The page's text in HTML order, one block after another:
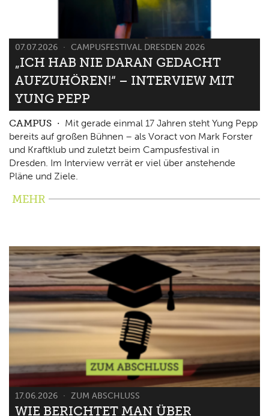
07.07.2026 CAMPUSFESTIVAL DRESDEN 2026
„ICH HAB NIE DARAN GEDACHT
AUFZUHÖREN!“ – INTERVIEW MIT
YUNG PEPP
CAMPUS
Mit gerade einmal 17 Jahren steht Yung Pepp
bereits auf großen Bühnen – als Voract von Mark Forster
und Kraftklub und zuletzt beim Campusfestival in
Dresden. Im Interview verrät er viel über anstehende
Pläne und Ziele.
MEHR
17.06.2026 ZUM ABSCHLUSS
WIE BERICHTET MAN ÜBER